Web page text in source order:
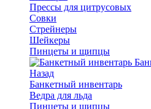
Прессы для цитрусовых
Совки
Стрейнеры
Шейкеры
Пинцеты и щипцы
Назад
Банкетный инвентарь
Ведра для льда
Пинцеты и щипцы